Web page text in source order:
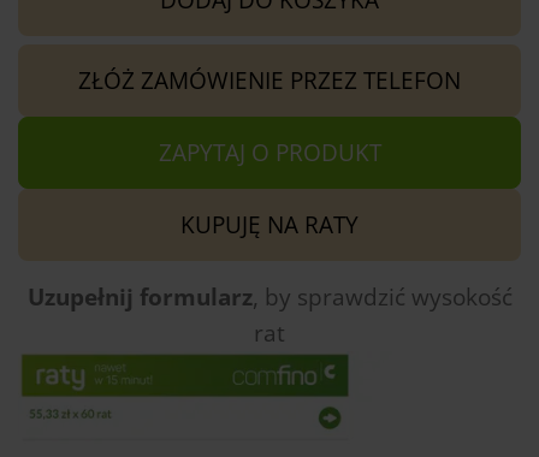
ZŁÓŻ ZAMÓWIENIE PRZEZ TELEFON
ZAPYTAJ O PRODUKT
KUPUJĘ NA RATY
Uzupełnij formularz, by sprawdzić wysokość
rat